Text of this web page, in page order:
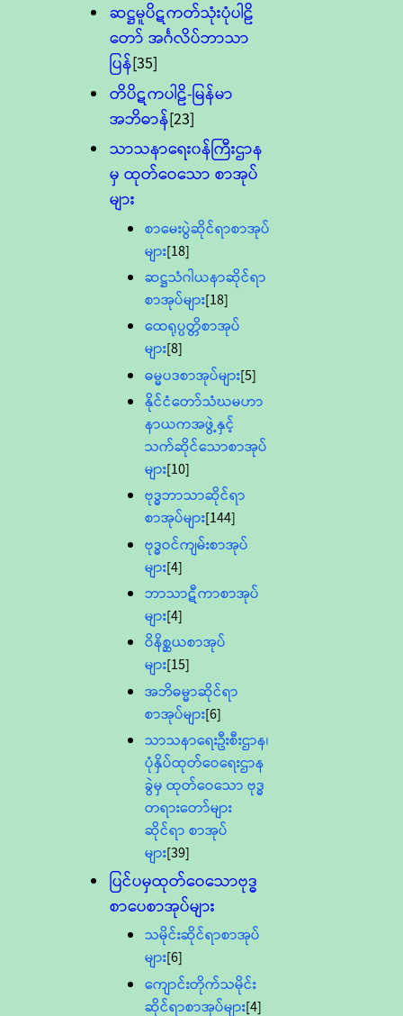
ဆဋ္ဌမူပိဋကတ်သုံးပုံပါဠိ
တော် အင်္ဂလိပ်ဘာသာ
ပြန်[35]
တိပိဋကပါဠိ-မြန်မာ
အဘိဓာန်[23]
သာသနာရေး၀န်ကြီးဌာန
မှ ထုတ်ဝေသော စာအုပ်
များ
စာမေးပွဲဆိုင်ရာစာအုပ်
များ[18]
ဆဋ္ဌသံဂါယနာဆိုင်ရာ
စာအုပ်များ[18]
ထေရုပ္ပတ္တိစာအုပ်
များ[8]
ဓမ္မပဒစာအုပ်များ[5]
နိုင်ငံတော်သံဃမဟာ
နာယကအဖွဲ့နှင့်
သက်ဆိုင်သောစာအုပ်
များ[10]
ဗုဒ္ဓဘာသာဆိုင်ရာ
စာအုပ်များ[144]
ဗုဒ္ဓဝင်ကျမ်းစာအုပ်
များ[4]
ဘာသာဋီကာစာအုပ်
များ[4]
ဝိနိစ္ဆယစာအုပ်
များ[15]
အဘိဓမ္မာဆိုင်ရာ
စာအုပ်များ[6]
သာသနာရေးဦးစီးဌာန၊
ပုံနှိပ်ထုတ်ဝေရေးဌာန
ခွဲမှ ထုတ်ဝေသော ဗုဒ္ဓ
တရားတော်များ
ဆိုင်ရာ စာအုပ်
များ[39]
ပြင်ပမှထုတ်ဝေသောဗုဒ္ဓ
စာပေစာအုပ်များ
သမိုင်းဆိုင်ရာစာအုပ်
များ[6]
ကျောင်းတိုက်သမိုင်း
ဆိုင်ရာစာအုပ်များ[4]